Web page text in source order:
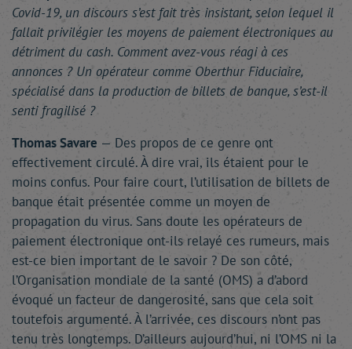
Covid-19, un discours s’est fait très insistant, selon lequel il
fallait privilégier les moyens de paiement électroniques au
détriment du cash. Comment avez-vous réagi à ces
annonces ? Un opérateur comme Oberthur Fiduciaire,
spécialisé dans la production de billets de banque, s’est-il
senti fragilisé ?
Thomas Savare — Des propos de ce genre ont
effectivement circulé. À dire vrai, ils étaient pour le
moins confus. Pour faire court, l’utilisation de billets de
banque était présentée comme un moyen de
propagation du virus. Sans doute les opérateurs de
paiement électronique ont-ils relayé ces rumeurs, mais
est-ce bien important de le savoir ? De son côté,
l’Organisation mondiale de la santé (OMS) a d’abord
évoqué un facteur de dangerosité, sans que cela soit
toutefois argumenté. À l’arrivée, ces discours n’ont pas
tenu très longtemps. D’ailleurs aujourd’hui, ni l’OMS ni la